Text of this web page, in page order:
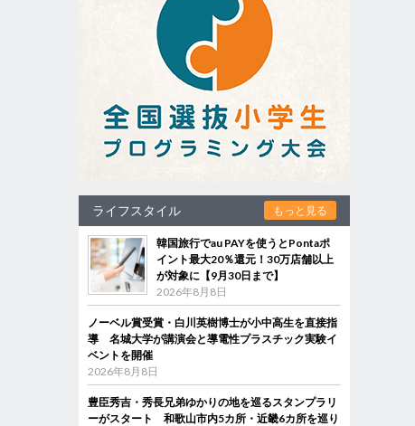
ライフスタイル もっと見る
韓国旅行でau PAYを使うとPontaポ
イント最大20％還元！30万店舗以上
が対象に【9月30日まで】
2026年8月8日
ノーベル賞受賞・白川英樹博士が小中高生を直接指
導 名城大学が講演会と導電性プラスチック実験イ
ベントを開催
2026年8月8日
豊臣秀吉・秀長兄弟ゆかりの地を巡るスタンプラリ
ーがスタート 和歌山市内5カ所・近畿6カ所を巡り